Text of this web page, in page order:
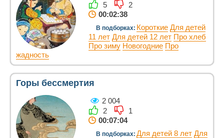
5
2
00:02:38
В подборках: Короткие Для детей
11 лет Для детей 12 лет Про хлеб
Про зиму Новогодние Про
жадность
Горы бессмертия
2 004
2
1
00:07:04
В подборках: Для детей 8 лет Для